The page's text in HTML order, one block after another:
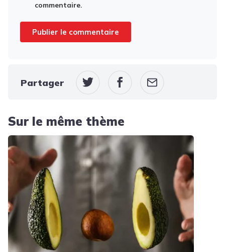
commentaire.
Partager
Sur le même thème